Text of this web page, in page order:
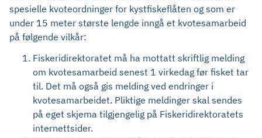
spesielle kvoteordninger for kystfiskeflåten og som er
under 15 meter største lengde inngå et kvotesamarbeid
på følgende vilkår:
Fiskeridirektoratet må ha mottatt skriftlig melding
om kvotesamarbeid senest 1 virkedag før fisket tar
til. Det må også gis melding ved endringer i
kvotesamarbeidet. Pliktige meldinger skal sendes
på eget skjema tilgjengelig på Fiskeridirektoratets
internettsider.